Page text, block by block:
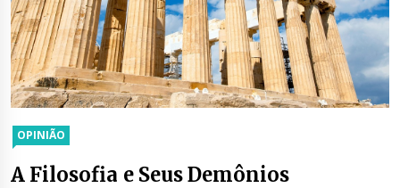
OPINIÃO
A Filosofia e Seus Demônios